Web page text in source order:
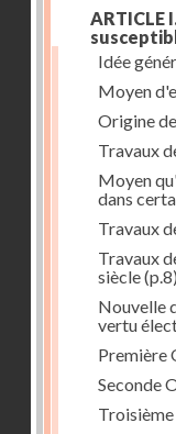
ARTICLE
Idée
Moyen
Origine
Travaux
Moyen
dans
Travaux
Travaux
siècle(p.8)
Nouvelle
vertu
Première
Seconde